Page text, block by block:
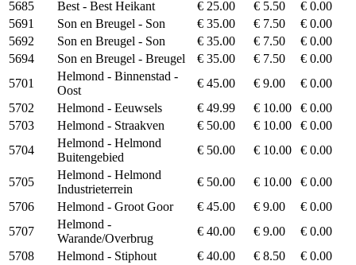
5685
Best - Best Heikant € 25.00 € 5.50
€ 0.00
5691
Son en Breugel - Son € 35.00 € 7.50
€ 0.00
5692
Son en Breugel - Son € 35.00 € 7.50
€ 0.00
5694
Son en Breugel - Breugel € 35.00 € 7.50
€ 0.00
5701
Helmond - Binnenstad -
Oost
€ 45.00 € 9.00
€ 0.00
5702
Helmond - Eeuwsels € 49.99 € 10.00
€ 0.00
5703
Helmond - Straakven € 50.00 € 10.00
€ 0.00
5704
Helmond - Helmond
Buitengebied
€ 50.00 € 10.00 € 0.00
5705
Helmond - Helmond
Industrieterrein
€ 50.00 € 10.00
€ 0.00
5706
Helmond - Groot Goor € 45.00 € 9.00
€ 0.00
5707
Helmond -
Warande/Overbrug
€ 40.00 € 9.00
€ 0.00
5708
Helmond - Stiphout € 40.00 € 8.50
€ 0.00